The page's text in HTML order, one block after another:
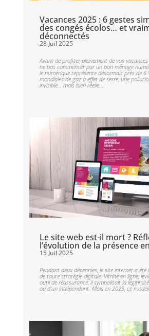
Vacances 2025 : 6 gestes
des congés écolos… et
déconnectés
28 Juil 2025
Avant de profiter pleinement de vos vacances
ne pas commencer par un bon ménage
le numérique représente désormais près de 6
mondiales de gaz à effet de serre, une
invisible… mais bien réelle....
Le site web est-il mort ?
l’évolution de la présence
15 Juil 2025
Pendant deux décennies, le site internet a été
de toute stratégie digitale. Vitrine en ligne,
outil de réassurance, il symbolisait la
ou d'un indépendant. Mais en 2025, ce